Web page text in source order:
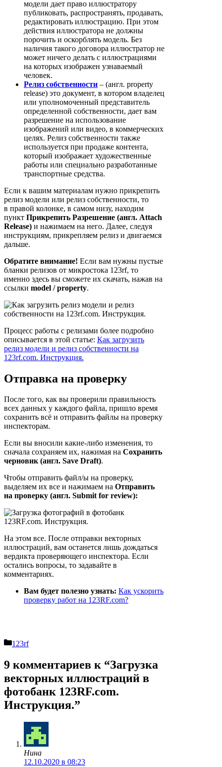
модели дает право иллюстратору
публиковать, распространять, продавать,
редактировать иллюстрацию. При этом
действия иллюстратора не должны
порочить и оскорблять модель. Без
наличия такого договора иллюстратор не
может ничего делать с иллюстрациями
на которых изображен узнаваемый
человек.
Релиз собственности – (англ. property
release) это документ, в котором владелец
или уполномоченный представитель
определенной собственности, дает вам
разрешение на использование
изображений или видео, в коммерческих
целях. Релиз собственности также
используется при продаже контента,
который изображает художественные
работы или специально разработанные
транспортные средства.
Если к вашим материалам нужно прикрепить
релиз модели или релиз собственности, то
в правой колонке, в самом низу, находим
пункт Прикрепить Разрешение (англ. Attach
Release) и нажимаем на него. Далее, следуя
инструкциям, прикрепляем релиз и двигаемся
дальше.
Обратите внимание! Если вам нужны пустые
бланки релизов от микростока 123rf, то
именно здесь вы сможете их скачать, нажав на
ссылки model / property.
Процесс работы с релизами более подробно
описывается в этой статье: Как загрузить
релиз модели и релиз собственности на
123rf.com. Инструкция.
Отправка на проверку
После того, как вы проверили правильность
всех данных у каждого файла, пришло время
сохранить всё и отправить файлы на проверку
инспекторам.
Если вы вносили какие-либо изменения, то
сначала сохраняем их, нажимая на Сохранить
черновик (англ. Save Draft).
Чтобы отправить файл/ы на проверку,
выделяем их все и нажимаем на Отправить
на проверку (англ. Submit for review):
На этом все. После отправки векторных
иллюстраций, вам останется лишь дождаться
вердикта проверяющего инспектора. Если
остались вопросы, то задавайте в
комментариях.
Вам будет полезно узнать: Как ускорить
проверку работ на 123RF.com?
Рубрики
123rf
9 комментариев к “Загрузка
векторных иллюстраций в
фотобанк 123RF.com.
Инструкция.”
Нина
12.10.2020 в 08:23